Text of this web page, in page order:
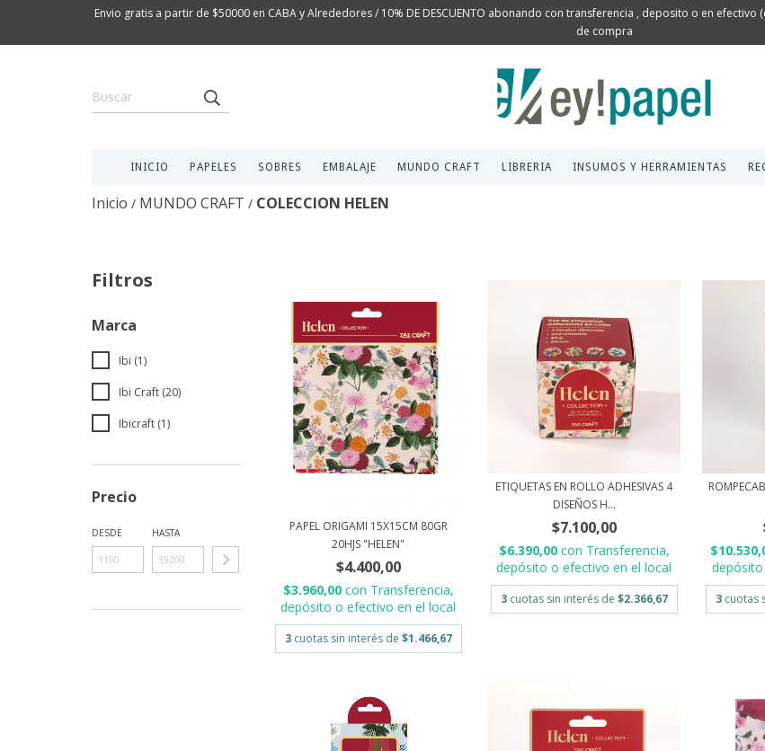
Envio gratis a partir de $50000 en CABA y Alrededores / 10% DE DESCUENTO abonando con transferencia , deposito o en efectivo
de compra
INICIO PAPELES SOBRES EMBALAJE MUNDO CRAFT LIBRERIA INSUMOS Y HERRAMIENTAS
Inicio / MUNDO CRAFT / COLECCION HELEN
Filtros
Marca
Ibi (1)
Ibi Craft (20)
Ibicraft (1)
Precio
DESDE HASTA
PAPEL ORIGAMI 15X15CM 80GR
20HJS "HELEN"
$4.400,00
$3.960,00 con Transferencia,
depósito o efectivo en el local
3 cuotas sin interés de $1.466,67
ETIQUETAS EN ROLLO ADHESIVAS 4
DISEÑOS H...
$7.100,00
$6.390,00 con Transferencia,
depósito o efectivo en el local
3 cuotas sin interés de $2.366,67 3 cuotas